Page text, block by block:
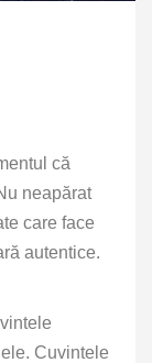
că
neapărat
care face
autentice.
Cuvintele